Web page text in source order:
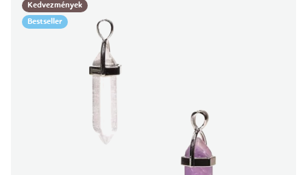
Kedvezmények
Bestseller